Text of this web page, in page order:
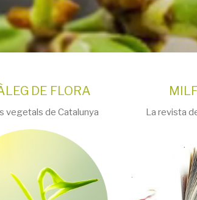
DE FLORA
vegetals de Catalunya La revista